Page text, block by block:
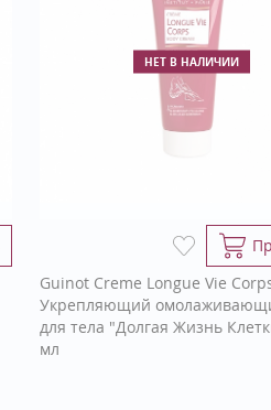
НЕТ В НАЛИЧИИ
Guinot Creme Longue Vie
Укрепляющий
для тела "Долгая Жизнь
мл